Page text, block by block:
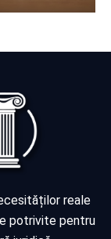
reale
potrivite pentru